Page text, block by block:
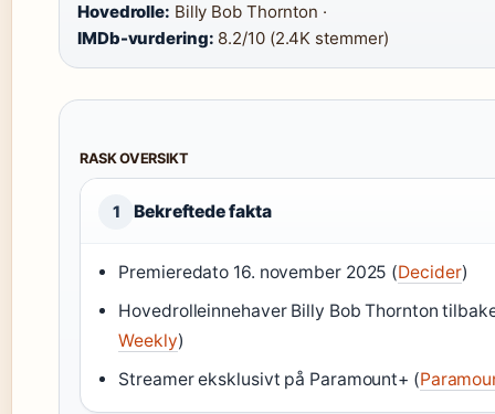
Hovedrolle: Billy Bob Thornton ·
IMDb-vurdering: 8.2/10 (2.4K stemmer)
RASK OVERSIKT
1 Bekreftede fakta
Premieredato 16. november 2025 (Decider)
Hovedrolleinnehaver Billy Bob Thornton
Weekly)
Streamer eksklusivt på Paramount+ (